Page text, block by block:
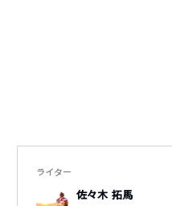
ライター
佐々木 拓馬